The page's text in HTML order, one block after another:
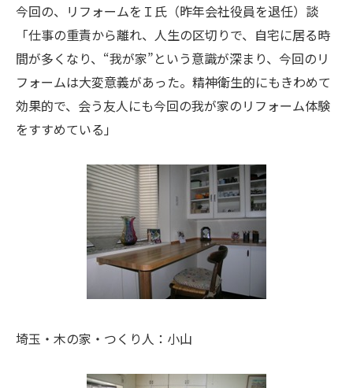
今回の、リフォームをＩ氏（昨年会社役員を退任）談
「仕事の重責から離れ、人生の区切りで、自宅に居る時
間が多くなり、“我が家”という意識が深まり、今回のリ
フォームは大変意義があった。精神衛生的にもきわめて
効果的で、会う友人にも今回の我が家のリフォーム体験
をすすめている」
埼玉・木の家・つくり人：小山